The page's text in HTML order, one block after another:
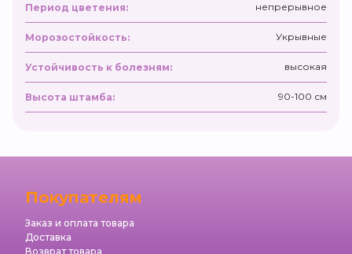
Период цветения: непрерывное
Морозостойкость: Укрывные
Устойчивость к болезням: высокая
Высота штамба: 90-100 см
Покупателям
Заказ и оплата товара
Доставка
Возврат товара